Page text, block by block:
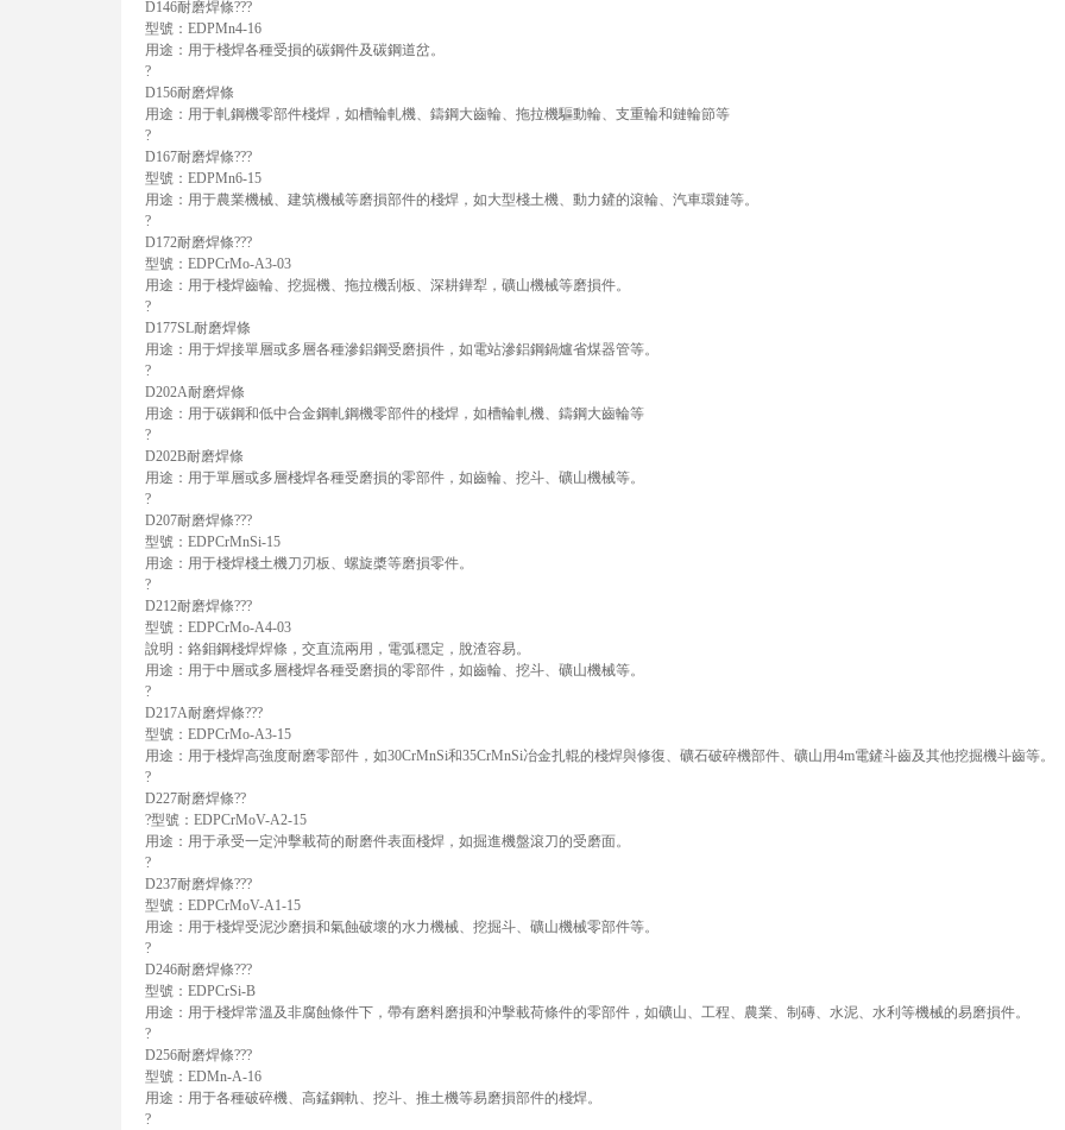
D146耐磨焊條???
型號：EDPMn4-16
用途：用于棧焊各種受損的碳鋼件及碳鋼道岔。
?
D156耐磨焊條
用途：用于軋鋼機零部件棧焊，如槽輪軋機、鑄鋼大齒輪、拖拉機驅動輪、支重輪和鏈輪節等
?
D167耐磨焊條???
型號：EDPMn6-15
用途：用于農業機械、建筑機械等磨損部件的棧焊，如大型棧土機、動力鏟的滾輪、汽車環鏈等。
?
D172耐磨焊條???
型號：EDPCrMo-A3-03
用途：用于棧焊齒輪、挖掘機、拖拉機刮板、深耕鏵犁，礦山機械等磨損件。
?
D177SL耐磨焊條
用途：用于焊接單層或多層各種滲鋁鋼受磨損件，如電站滲鋁鋼鍋爐省煤器管等。
?
D202A耐磨焊條
用途：用于碳鋼和低中合金鋼軋鋼機零部件的棧焊，如槽輪軋機、鑄鋼大齒輪等
?
D202B耐磨焊條
用途：用于單層或多層棧焊各種受磨損的零部件，如齒輪、挖斗、礦山機械等。
?
D207耐磨焊條???
型號：EDPCrMnSi-15
用途：用于棧焊棧土機刀刃板、螺旋槳等磨損零件。
?
D212耐磨焊條???
型號：EDPCrMo-A4-03
說明：鉻鉬鋼棧焊焊條，交直流兩用，電弧穩定，脫渣容易。
用途：用于中層或多層棧焊各種受磨損的零部件，如齒輪、挖斗、礦山機械等。
?
D217A耐磨焊條???
型號：EDPCrMo-A3-15
用途：用于棧焊高強度耐磨零部件，如30CrMnSi和35CrMnSi冶金扎輥的棧焊與修復、礦石破碎機部件、礦山用4m電鏟斗齒及其他挖掘機斗齒等。
?
D227耐磨焊條??
?型號：EDPCrMoV-A2-15
用途：用于承受一定沖擊載荷的耐磨件表面棧焊，如掘進機盤滾刀的受磨面。
?
D237耐磨焊條???
型號：EDPCrMoV-A1-15
用途：用于棧焊受泥沙磨損和氣蝕破壞的水力機械、挖掘斗、礦山機械零部件等。
?
D246耐磨焊條???
型號：EDPCrSi-B
用途：用于棧焊常溫及非腐蝕條件下，帶有磨料磨損和沖擊載荷條件的零部件，如礦山、工程、農業、制磚、水泥、水利等機械的易磨損件。
?
D256耐磨焊條???
型號：EDMn-A-16
用途：用于各種破碎機、高錳鋼軌、挖斗、推土機等易磨損部件的棧焊。
?